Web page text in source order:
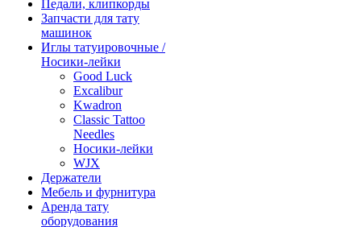
Педали, клипкорды
Запчасти для тату
машинок
Иглы татуировочные /
Носики-лейки
Good Luck
Excalibur
Kwadron
Classic Tattoo
Needles
Носики-лейки
WJX
Держатели
Мебель и фурнитура
Аренда тату
оборудования